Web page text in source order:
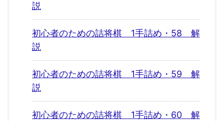
説
初心者のための詰将棋 1手詰め・58 解
説
初心者のための詰将棋 1手詰め・59 解
説
初心者のための詰将棋 1手詰め・60 解